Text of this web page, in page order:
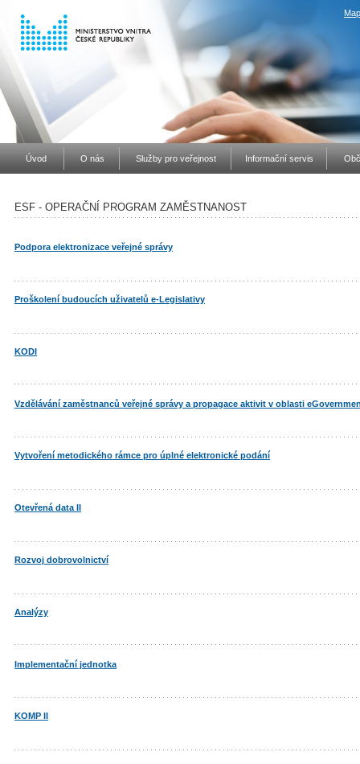
Úvod O nás Služby pro veřejnost Informační servis
ESF - OPERAČNÍ PROGRAM ZAMĚSTNANOST
Podpora elektronizace veřejné správy
Proškolení budoucích uživatelů e-Legislativy
KODI
Vzdělávání zaměstnanců veřejné správy a propagace aktivit v oblasti
Vytvoření metodického rámce pro úplné elektronické podání
Otevřená data II
Rozvoj dobrovolnictví
Analýzy
Implementační jednotka
KOMP II